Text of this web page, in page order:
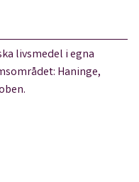
livsmedel i egna
Haninge,